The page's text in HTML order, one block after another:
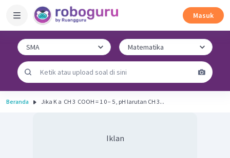
Masuk
Beranda Jika K a ​ CH 3 ​ COOH = 1 0 − 5 , pH larutan CH 3...
Iklan